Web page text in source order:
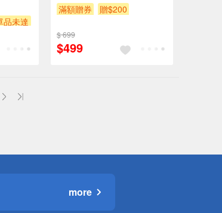
品未達
收費以
滿額贈券
贈$200
$ 699
$499
more